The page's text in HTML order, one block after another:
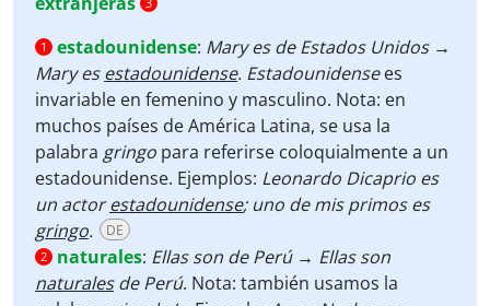
1 estadounidense: Mary es de Estados Unidos →
Mary esestadounidense. Estadounidensees
invariable en femenino y masculino. Nota: en
muchos países de América Latina, se usa la
palabra gringo para referirse coloquialmente a un
estadounidense. Ejemplos: Leonardo Dicaprio es
un actorestadounidense; uno de mis primos es
gringo. DE
2 naturales: Ellas son de Perú → Ellas son
naturalesde Perú. Nota: también usamos la